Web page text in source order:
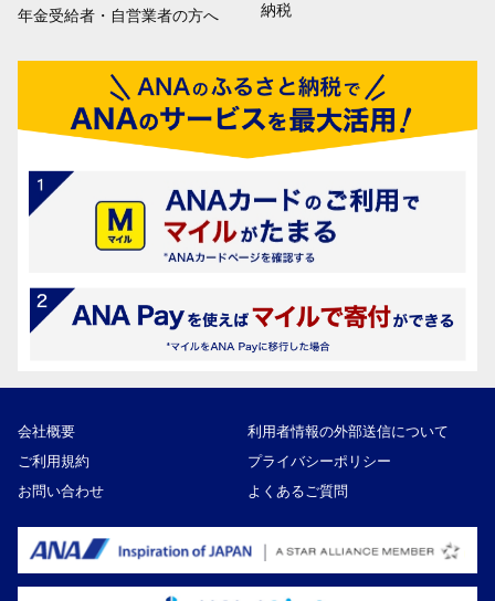
年金受給者・自営業者の方へ
納税
会社概要
利用者情報の外部送信について
ご利用規約
プライバシーポリシー
お問い合わせ
よくあるご質問